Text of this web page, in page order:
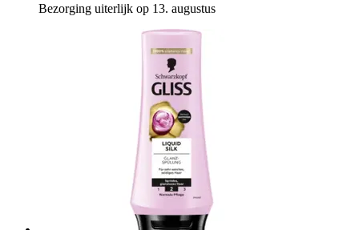
Bezorging uiterlijk op 13. augustus